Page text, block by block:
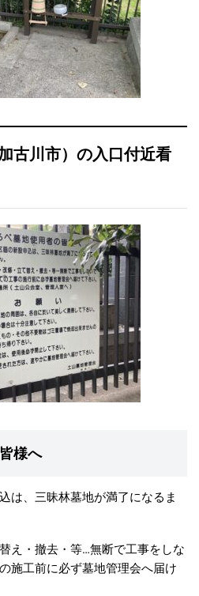
古川市）の入口付近看
様へ
は、三昧林墓地が満了になるま
え・撤去・等…無断で工事をしな
施工前に必ず墓地管理会へ届け